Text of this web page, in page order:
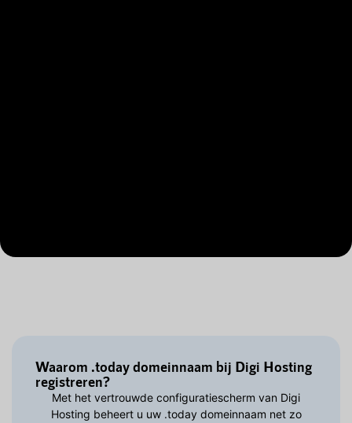
Waarom .today domeinnaam bij Digi Hosting
registreren?
Met het vertrouwde configuratiescherm van Digi
Hosting beheert u uw .today domeinnaam net zo